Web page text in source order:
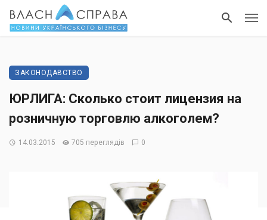
ЗАКОНОДАВСТВО
ЮРЛИГА: Сколько стоит лицензия на
розничную торговлю алкоголем?
14.03.2015 705 переглядів 0